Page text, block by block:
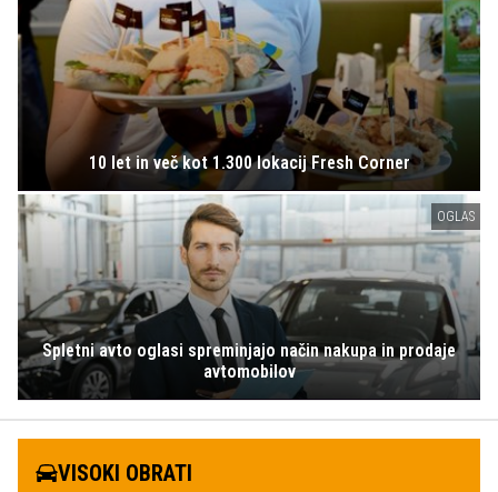
10 let in več kot 1.300 lokacij Fresh Corner
OGLAS
Spletni avto oglasi spreminjajo način nakupa in prodaje
avtomobilov
VISOKI OBRATI